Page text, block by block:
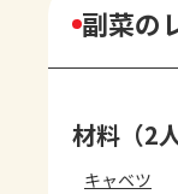
副菜の
材料（2
キャベツ